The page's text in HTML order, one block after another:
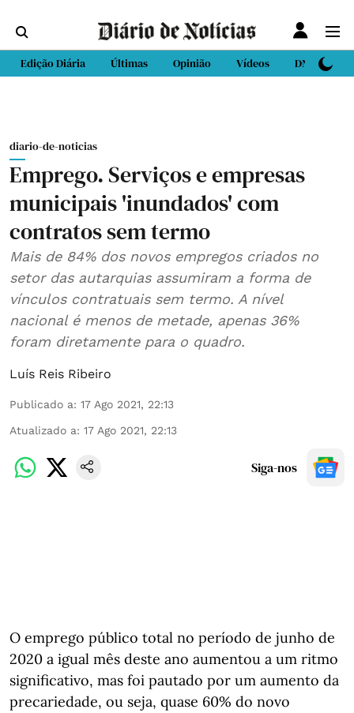
Edição Diária Últimas Opinião Vídeos DN Sport
diario-de-noticias
Emprego. Serviços e empresas
municipais 'inundados' com
contratos sem termo
Mais de 84% dos novos empregos criados no
setor das autarquias assumiram a forma de
vínculos contratuais sem termo. A nível
nacional é menos de metade, apenas 36%
foram diretamente para o quadro.
Luís Reis Ribeiro
Publicado a: 17 Ago 2021, 22:13
Atualizado a: 17 Ago 2021, 22:13
Siga-nos
O emprego público total no período de junho de
2020 a igual mês deste ano aumentou a um ritmo
significativo, mas foi pautado por um aumento da
precariedade, ou seja, quase 60% do novo